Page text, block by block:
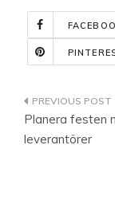
Planera festen
leverantörer